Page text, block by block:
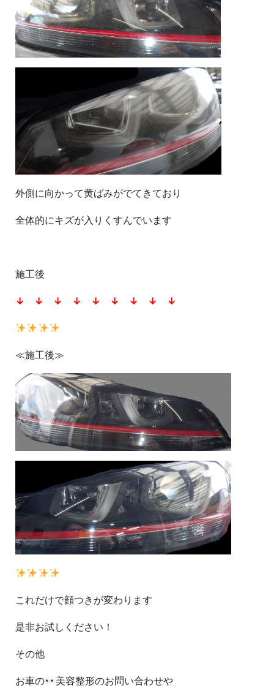
外側に向かって黄ばみがでてきており
全体的にキズが入りくすんでいます
施工後
↓ ↓ ↓ ↓ ↓ ↓ ↓ ↓ ↓
≪施工後≫
これだけで顔つきが変わります
是非お試しください！
その他
お車の 美容整形のお問い合わせや